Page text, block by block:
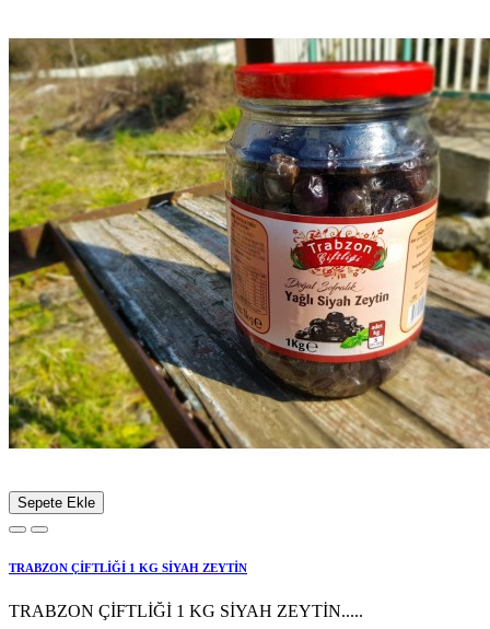
Sepete Ekle
TRABZON ÇİFTLİĞİ 1 KG SİYAH ZEYTİN
TRABZON ÇİFTLİĞİ 1 KG SİYAH ZEYTİN.....